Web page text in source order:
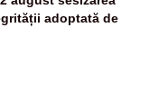
adoptată de